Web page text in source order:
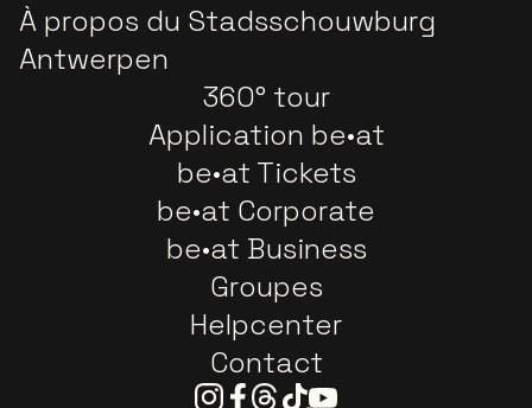
À propos du Stadsschouwburg
Antwerpen
360° tour
Application be•at
be•at Tickets
be•at Corporate
be•at Business
Groupes
Helpcenter
Contact
Instagram
Facebook
Threads
TiktokYoutube